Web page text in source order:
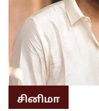
சினிமா